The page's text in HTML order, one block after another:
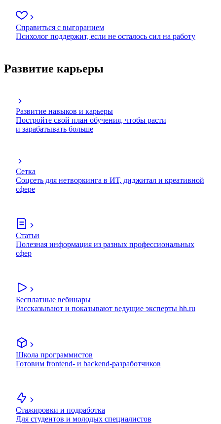
Справиться с выгоранием
Психолог поддержит, если не осталось сил на работу
Развитие карьеры
Развитие навыков и карьеры
Постройте свой план обучения, чтобы расти
и зарабатывать больше
Сетка
Соцсеть для нетворкинга в ИТ, диджитал и креативной
сфере
Статьи
Полезная информация из разных профессиональных
сфер
Бесплатные вебинары
Рассказывают и показывают ведущие эксперты hh.ru
Школа программистов
Готовим frontend- и backend-разработчиков
Стажировки и подработка
Для студентов и молодых специалистов